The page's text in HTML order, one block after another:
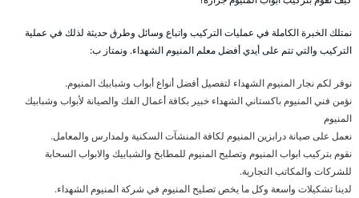
نمتلك الخبرة الكاملة في عمليات التركيب واتباع وسائل وطرق حديثة لذلك في عملية
التركيب والتي تتم على أيدي أفضل معلم المنيوم الشهداء. ونمتاز ب:
نوفر لكم نجار المنيوم الشهداء لتفصيل أفضل أنواع أبواب وشبابيك المنيوم.
نؤمن فني المنيوم باكستاني الشهداء خبير بكافة أعمال الفك والصيانة لأبواب وشبابيك
المنيوم
نعمل على صيانة درابزين المنيوم لكافة المنشآت السكنية ولمدارس والمعامل.
نقوم بتركيب ابواب المنيوم وتصليح المنيوم للمطابخ والشبابيك والابواب السحابة
للشركات والمكاتب التجارية.
لدينا تشكيلات واسعة وكل ما يخص تصليح المنيوم في شركة المنيوم الشهداء.